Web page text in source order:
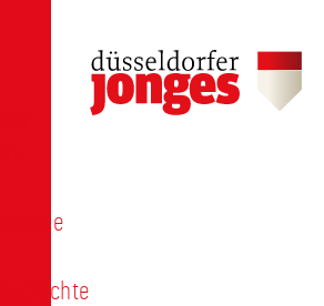
Termine
Geschichte